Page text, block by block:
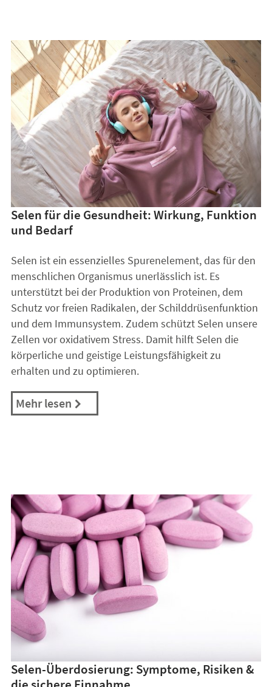
Selen für die Gesundheit: Wirkung, Funktion
und Bedarf
Selen ist ein essenzielles Spurenelement, das für den
menschlichen Organismus unerlässlich ist. Es
unterstützt bei der Produktion von Proteinen, dem
Schutz vor freien Radikalen, der Schilddrüsenfunktion
und dem Immunsystem. Zudem schützt Selen unsere
Zellen vor oxidativem Stress. Damit hilft Selen die
körperliche und geistige Leistungsfähigkeit zu
erhalten und zu optimieren.
Mehr lesen
Selen-Überdosierung: Symptome, Risiken &